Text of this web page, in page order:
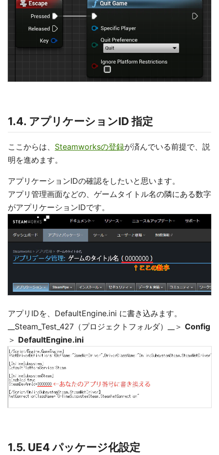
1.4. アプリケーションID 指定
ここからは、 Steamworksの登録が済んでいる前提で、説
明を進めます。
アプリケーションIDの確認をしたいと思います。
アプリ管理画面などの、ゲームタイトル名の隣にある数字
がアプリケーションIDです。
アプリIDを、DefaultEngine.ini に書き込みます。
__Steam_Test_427（プロジェクトフォルダ）__＞ Config
＞ DefaultEngine.ini
1.5. UE4 パッケージ化設定